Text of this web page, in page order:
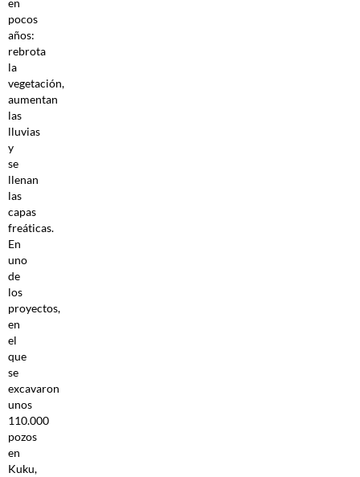
en
pocos
años:
rebrota
la
vegetación,
aumentan
las
lluvias
y
se
llenan
las
capas
freáticas.
En
uno
de
los
proyectos,
en
el
que
se
excavaron
unos
110.000
pozos
en
Kuku,